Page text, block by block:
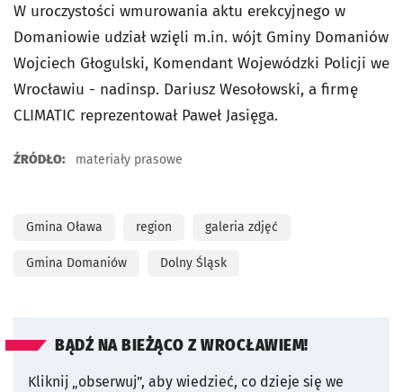
W uroczystości wmurowania aktu erekcyjnego w
Domaniowie udział wzięli m.in. wójt Gminy Domaniów
Wojciech Głogulski, Komendant Wojewódzki Policji we
Wrocławiu - nadinsp. Dariusz Wesołowski, a firmę
CLIMATIC reprezentował Paweł Jasięga.
ŹRÓDŁO: materiały prasowe
Gmina Oława region galeria zdjęć
Gmina Domaniów Dolny Śląsk
BĄDŹ NA BIEŻĄCO Z WROCŁAWIEM!
Kliknij „obserwuj”, aby wiedzieć, co dzieje się we